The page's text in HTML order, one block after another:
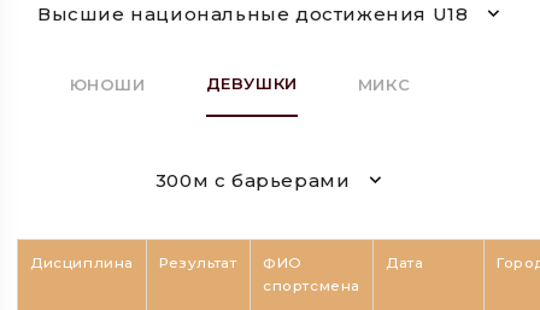
Высшие национальные достижения U18
ЮНОШИ ДЕВУШКИ МИКС
300м с барьерами
Дисциплина Результат
ФИО
спортсмена
Дата